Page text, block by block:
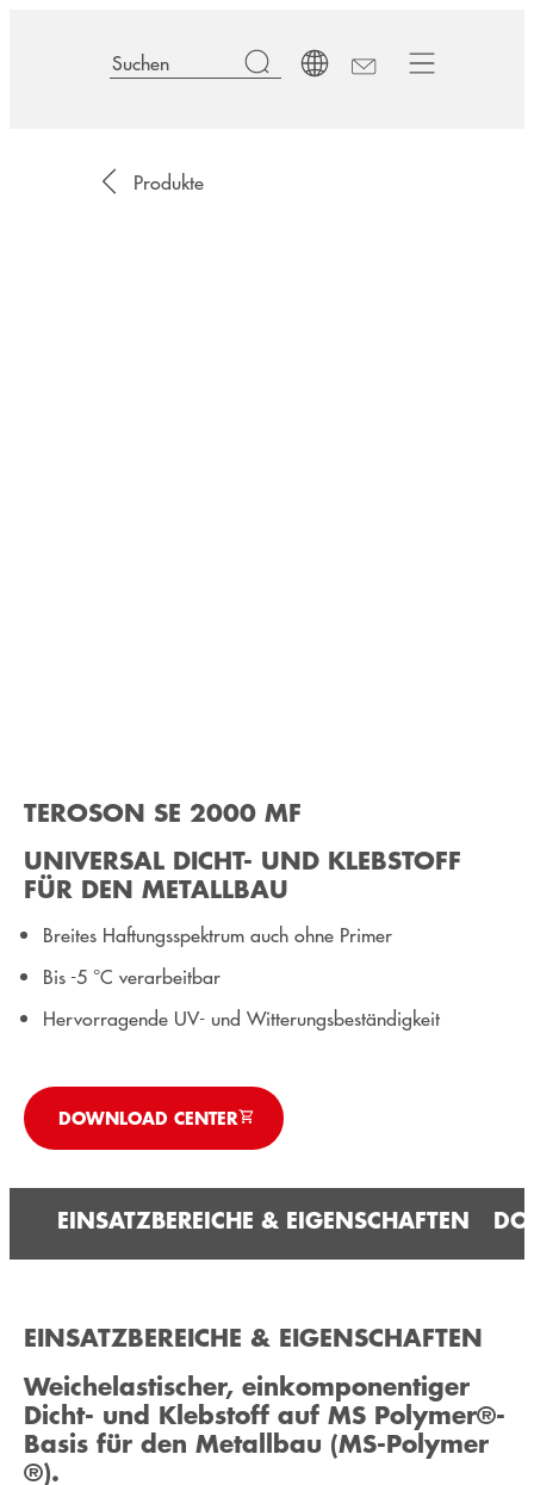
Produkte
TEROSON SE 2000 MF
UNIVERSAL DICHT- UND KLEBSTOFF
FÜR DEN METALLBAU
Breites Haftungsspektrum auch ohne Primer
Bis -5 °C verarbeitbar
Hervorragende UV- und Witterungsbeständigkeit
DOWNLOAD CENTER
EINSATZBEREICHE & EIGENSCHAFTEN
EINSATZBEREICHE & EIGENSCHAFTEN
Weichelastischer, einkomponentiger
Dicht- und Klebstoff auf MS Polymer®-
Basis für den Metallbau (MS-Polymer
®).